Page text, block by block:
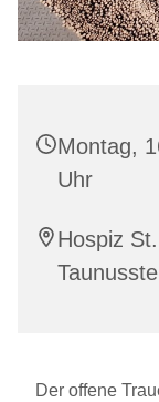
Montag,
Uhr
Hospiz
Der offene